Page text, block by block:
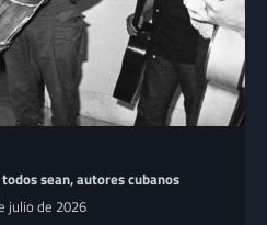
sean, autores cubanos
julio de 2026